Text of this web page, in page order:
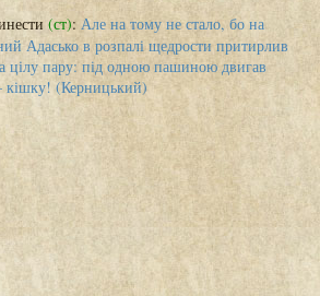
(ст): Але на тому не стало, бо на
Адасько в розпалі щедрости притирлив
цілу пару: під одною пашиною двигав
кішку! (Керницький)